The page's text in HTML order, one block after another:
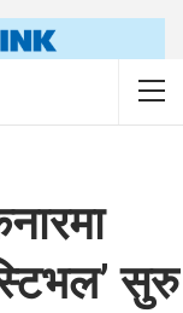
सुरु